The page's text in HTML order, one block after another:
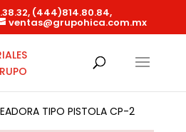
(444)814.80.84,
ventas@grupohica.com.mx
TIPO PISTOLA CP-2